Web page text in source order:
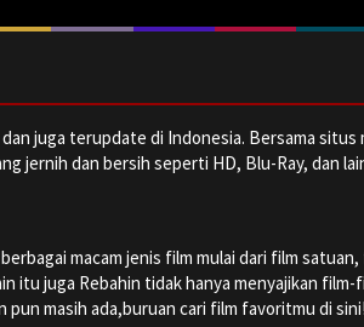
juga terupdate di Indonesia. Bersama situs
jernih dan bersih seperti HD, Blu-Ray, dan
macam jenis film mulai dari film satuan,
itu juga Rebahin tidak hanya menyajikan film-
masih ada,buruan cari film favoritmu di